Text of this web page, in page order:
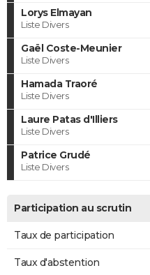
Lorys Elmayan
Liste Divers
Gaël Coste-Meunier
Liste Divers
Hamada Traoré
Liste Divers
Laure Patas d'Illiers
Liste Divers
Patrice Grudé
Liste Divers
Participation au scrutin
Taux de participation
Taux d'abstention